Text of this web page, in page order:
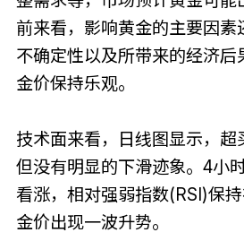
前来看，影响黄金的主要因素
不确定性以及所带来的经济后
金价保持乐观。
技术面来看，日线图显示，超
但没有明显的下滑迹象。4小
看涨，相对强弱指数(RSI)保
金价出现一波升势。